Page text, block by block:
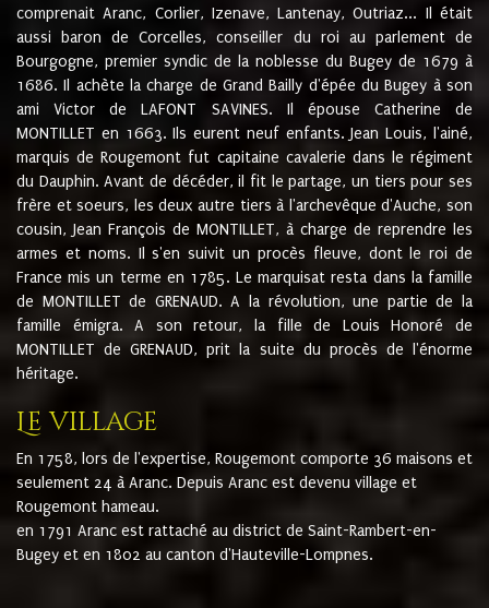
comprenait Aranc, Corlier, Izenave, Lantenay, Outriaz... Il était
aussi baron de Corcelles, conseiller du roi au parlement de
Bourgogne, premier syndic de la noblesse du Bugey de 1679 à
1686. Il achète la charge de Grand Bailly d'épée du Bugey à son
ami Victor de LAFONT SAVINES. Il épouse Catherine de
MONTILLET en 1663. Ils eurent neuf enfants. Jean Louis, l'ainé,
marquis de Rougemont fut capitaine cavalerie dans le régiment
du Dauphin. Avant de décéder, il fit le partage, un tiers pour ses
frère et soeurs, les deux autre tiers à l'archevêque d'Auche, son
cousin, Jean François de MONTILLET, à charge de reprendre les
armes et noms. Il s'en suivit un procès fleuve, dont le roi de
France mis un terme en 1785. Le marquisat resta dans la famille
de MONTILLET de GRENAUD. A la révolution, une partie de la
famille émigra. A son retour, la fille de Louis Honoré de
MONTILLET de GRENAUD, prit la suite du procès de l'énorme
héritage.
Le village
En 1758, lors de l'expertise, Rougemont comporte 36 maisons et
seulement 24 à Aranc. Depuis Aranc est devenu village et
Rougemont hameau.
en 1791 Aranc est rattaché au district de Saint-Rambert-en-
Bugey et en 1802 au canton d'Hauteville-Lompnes.